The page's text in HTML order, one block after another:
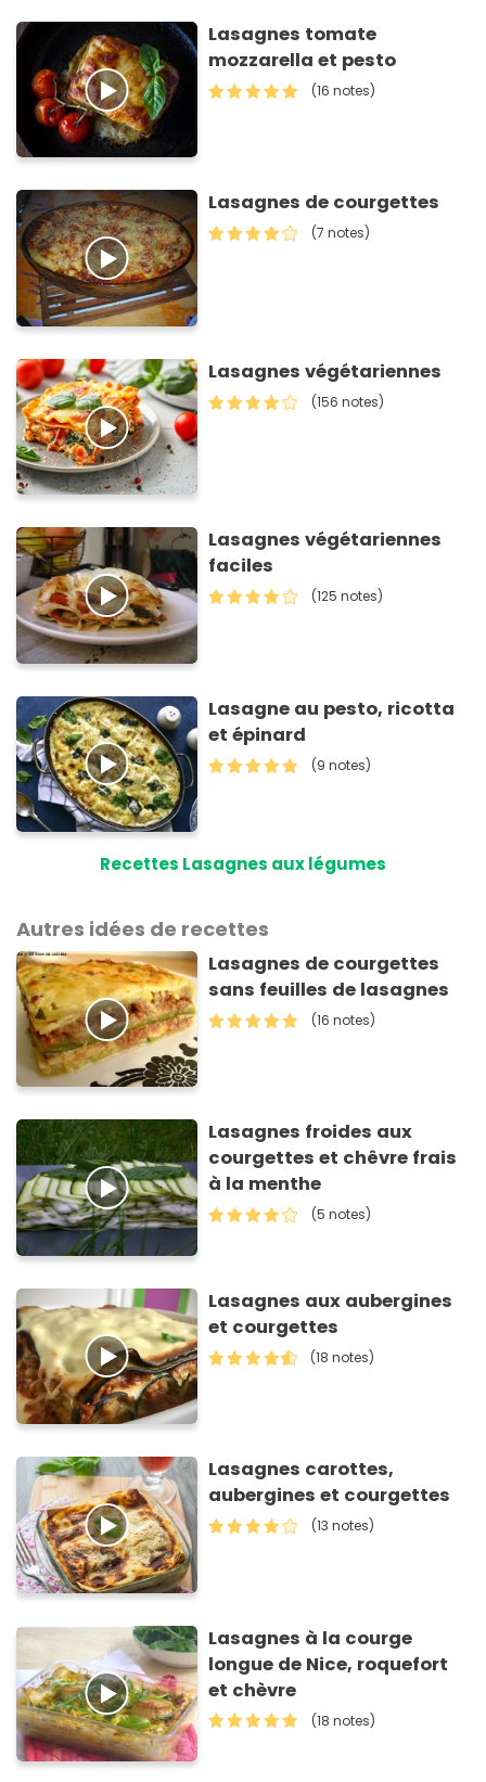
Lasagnes tomate
mozzarella et pesto
(16 notes)
Lasagnes de courgettes
(7 notes)
Lasagnes végétariennes
(156 notes)
Lasagnes végétariennes
faciles
(125 notes)
Lasagne au pesto, ricotta
et épinard
(9 notes)
Recettes Lasagnes aux légumes
Autres idées de recettes
Lasagnes de courgettes
sans feuilles de lasagnes
(16 notes)
Lasagnes froides aux
courgettes et chêvre frais
à la menthe
(5 notes)
Lasagnes aux aubergines
et courgettes
(18 notes)
Lasagnes carottes,
aubergines et courgettes
(13 notes)
Lasagnes à la courge
longue de Nice, roquefort
et chèvre
(18 notes)